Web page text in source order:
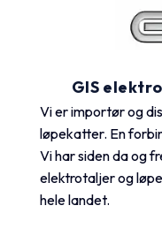
GIS
Vi er importør og
løpekatter. En
Vi har siden da og
elektrotaljer og
hele landet.